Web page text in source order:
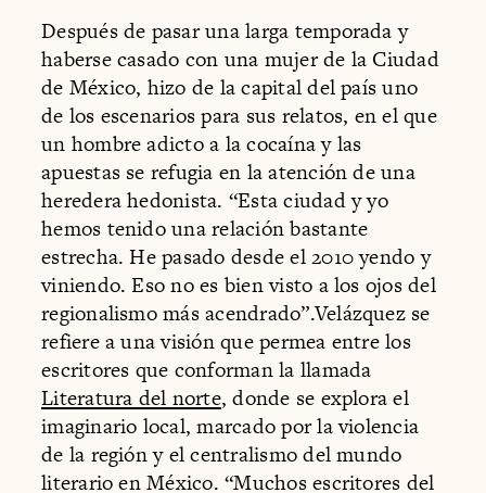
Después de pasar una larga temporada y
haberse casado con una mujer de la Ciudad
de México, hizo de la capital del país uno
de los escenarios para sus relatos, en el que
un hombre adicto a la cocaína y las
apuestas se refugia en la atención de una
heredera hedonista. “Esta ciudad y yo
hemos tenido una relación bastante
estrecha. He pasado desde el 2010 yendo y
viniendo. Eso no es bien visto a los ojos del
regionalismo más acendrado”.Velázquez se
refiere a una visión que permea entre los
escritores que conforman la llamada
Literatura del norte, donde se explora el
imaginario local, marcado por la violencia
de la región y el centralismo del mundo
literario en México. “Muchos escritores del